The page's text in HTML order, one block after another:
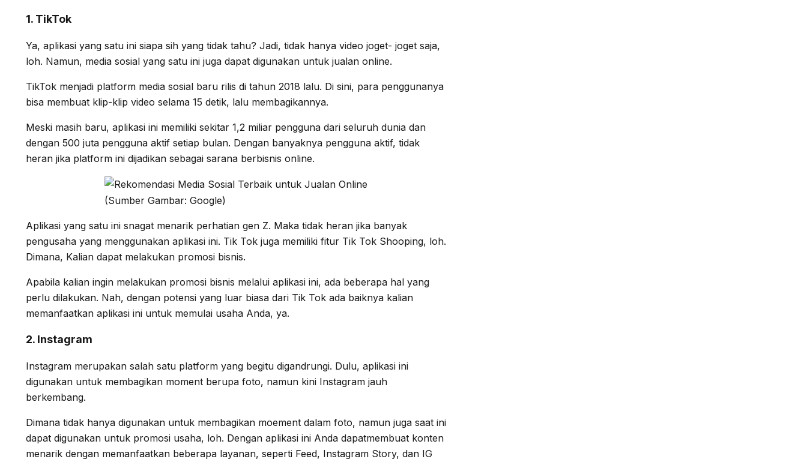
1. TikTok
Ya, aplikasi yang satu ini siapa sih yang tidak tahu? Jadi, tidak hanya video joget- joget saja,
loh. Namun, media sosial yang satu ini juga dapat digunakan untuk jualan online.
TikTok menjadi platform media sosial baru rilis di tahun 2018 lalu. Di sini, para penggunanya
bisa membuat klip-klip video selama 15 detik, lalu membagikannya.
Meski masih baru, aplikasi ini memiliki sekitar 1,2 miliar pengguna dari seluruh dunia dan
dengan 500 juta pengguna aktif setiap bulan. Dengan banyaknya pengguna aktif, tidak
heran jika platform ini dijadikan sebagai sarana berbisnis online.
(Sumber Gambar: Google)
Aplikasi yang satu ini snagat menarik perhatian gen Z. Maka tidak heran jika banyak
pengusaha yang menggunakan aplikasi ini. Tik Tok juga memiliki fitur Tik Tok Shooping, loh.
Dimana, Kalian dapat melakukan promosi bisnis.
Apabila kalian ingin melakukan promosi bisnis melalui aplikasi ini, ada beberapa hal yang
perlu dilakukan. Nah, dengan potensi yang luar biasa dari Tik Tok ada baiknya kalian
memanfaatkan aplikasi ini untuk memulai usaha Anda, ya.
2. Instagram
Instagram merupakan salah satu platform yang begitu digandrungi. Dulu, aplikasi ini
digunakan untuk membagikan moment berupa foto, namun kini Instagram jauh
berkembang.
Dimana tidak hanya digunakan untuk membagikan moement dalam foto, namun juga saat ini
dapat digunakan untuk promosi usaha, loh. Dengan aplikasi ini Anda dapatmembuat konten
menarik dengan memanfaatkan beberapa layanan, seperti Feed, Instagram Story, dan IG